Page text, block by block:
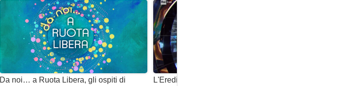
Da noi… a Ruota Libera, gli ospiti di L'Eredità - Viva La Rai con Flavio Insinna